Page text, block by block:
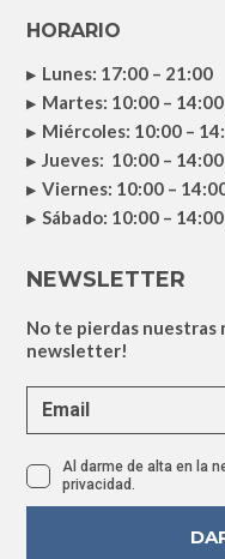
HORARIO
Lunes: 17:00 – 21:00
Martes: 10:00 –
Miércoles: 10:00 –
Jueves: 10:00 –
Viernes: 10:00 –
Sábado: 10:00 –